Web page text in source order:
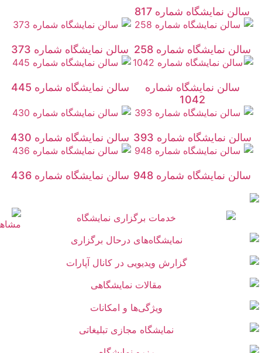
سالن نمایشگاه شماره 817
سالن نمایشگاه شماره 258 سالن نمایشگاه شماره 373
سالن نمایشگاه شماره
1042
سالن نمایشگاه شماره 445
سالن نمایشگاه شماره 393 سالن نمایشگاه شماره 430
سالن نمایشگاه شماره 948 سالن نمایشگاه شماره 436